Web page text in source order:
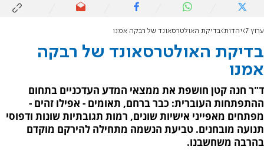
ערוץ 7 יהדות בדיקת האולטרסאונד של רבקה אמנו
בדיקת האולטרסאונד של רבקה
אמנו
ד"ר חנה קטן חושפת את ממצאי המדע העדכניים בתחום
ההתפתחות העוברית: כבר ברחם, תאומים - אפילו זהים -
מפתחים מאפייני אישיות שונים, רמות תגובתיות שונות ודפוסי
תנועה מובחנים. טביעת הנשמה מתחילה להירקם מוקדם
בהרבה משחשבנו.